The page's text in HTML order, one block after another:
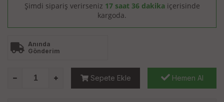
Şimdi sipariş verirseniz 17 saat 36 dakika içerisinde
kargoda.
Anında
Gönderim
Sepete Ekle Hemen Al